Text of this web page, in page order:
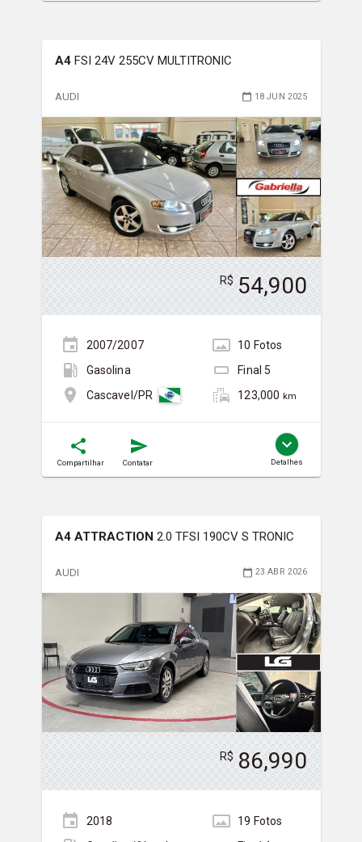
A4 FSI 24V 255CV MULTITRONIC
AUDI 18 JUN 2025
R$ 54,900
2007/2007 10 Fotos
Gasolina
Final 5
Cascavel/PR
123,000 km
Compartilhar Contatar Detalhes
A4 ATTRACTION 2.0 TFSI 190CV S TRONIC
AUDI 23 ABR 2026
R$ 86,990
2018 19 Fotos